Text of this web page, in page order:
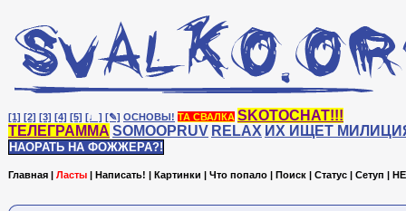
[1] [2] [3] [4] [5] [♩] [✎] ОСНОВЫ! ТА СВАЛКА SKOTOCHAT!!!
ТЕЛЕГРАММА SOMOOPRUV RELAX ИХ ИЩЕТ
НАОРАТЬ НА ФОЖЖЕРА?!
Главная | Ласты | Написать! | Картинки | Что попало | Поиск | Статус | Сетуп |